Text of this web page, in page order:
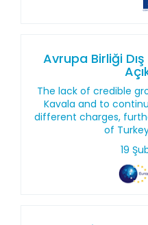
Avrupa Birliği
The lack of credible
Kavala and to
different charges,
of
19